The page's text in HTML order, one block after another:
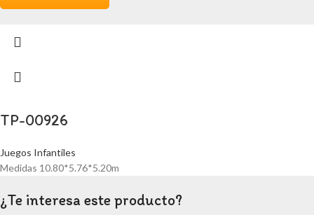
TP-00926
Juegos Infantiles
Medidas 10.80*5.76*5.20m
¿Te interesa este producto?